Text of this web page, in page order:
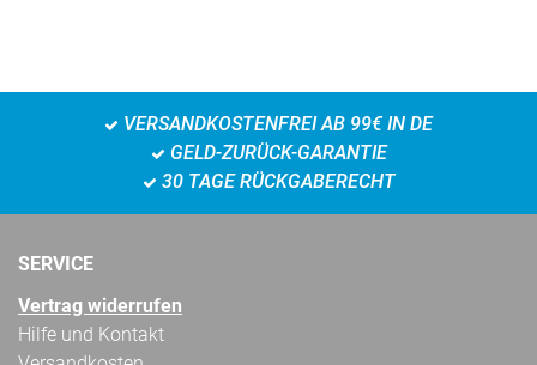
VERSANDKOSTENFREI AB 99€ IN DE
GELD-ZURÜCK-GARANTIE
30 TAGE RÜCKGABERECHT
SERVICE
Vertrag widerrufen
Hilfe und Kontakt